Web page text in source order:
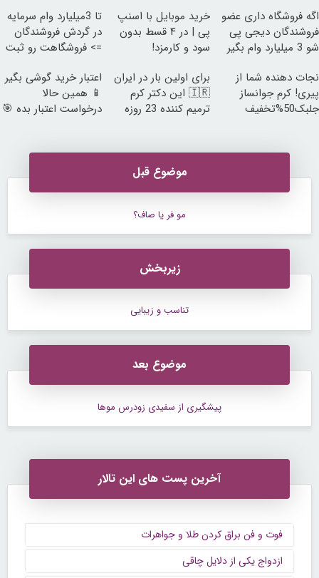
اگه فروشگاه داری عضو
فروشندگان دیجی پی
شو 3 میلیارد وام بگیر
خرید موبایل با اسنپ
پی | در ۴ قسط بدون
سود و کارمزد!
تا 3میلیارد وام سرمایه
در گردش فروشندگان
=> فروشگاهت رو ثبت
نجات دهنده شما از
پیری! کرم جوانساز
جلبک50%تخفیف
برای اولین بار در ایران
🇮🇷 این دکتر کرم
ترمیم کننده 23 روزه
اعتبار خرید گوشی بگیر
📱 همین حالا
درخواست اعتبار بده 🎯
موضوع قبل
مو فر یا صاف؟
زیربخش
تناسب و زیبایی
موضوع بعد
پیشگیری از سفیدی زودرس موها
آخرین پست های این تالار
فوت و فن براق کردن طلا و جواهرات
ازدواج یکی از دلایل چاقی